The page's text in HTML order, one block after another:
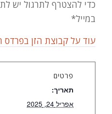
כדי להצטרף לתרגול יש
במייל*
עוד על קבוצת הזן בפרדס
פרטים
תאריך:
אפריל 24, 2025